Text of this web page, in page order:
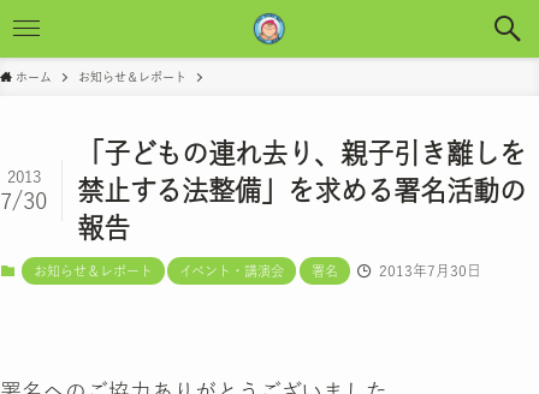
ホーム お知らせ＆レポート
「子どもの連れ去り、親子引き離しを
禁止する法整備」を求める署名活動の
報告
2013
7/30
お知らせ＆レポート イベント・講演会 署名 2013年7月30日